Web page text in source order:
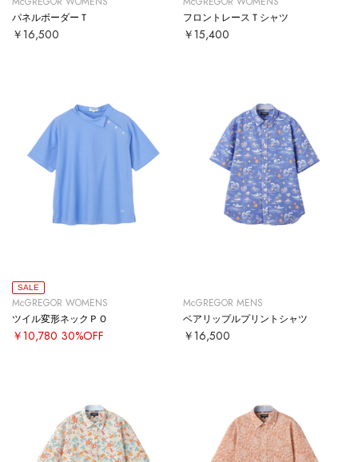
パネルボーダーＴ
￥16,500
フロントレースＴシャツ
￥15,400
SALE
McGREGOR WOMENS
ツイル変形ネックＰＯ
￥10,780 30%OFF
McGREGOR MENS
ベアリップルプリントシャツ
￥16,500